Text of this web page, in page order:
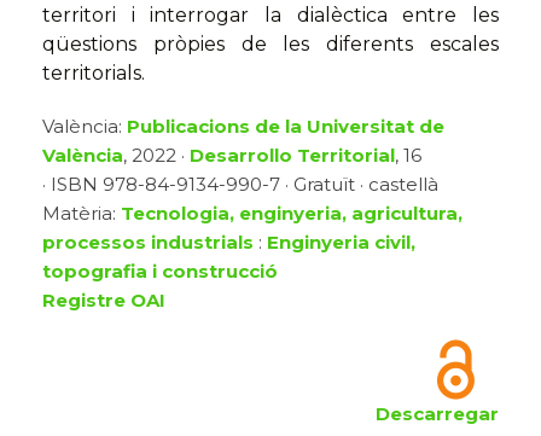
territori i interrogar la dialèctica entre les
qüestions pròpies de les diferents escales
territorials.
València: Publicacions de la Universitat de
València, 2022 · Desarrollo Territorial, 16
· ISBN 978-84-9134-990-7 · Gratuït · castellà
Matèria: Tecnologia, enginyeria, agricultura,
processos industrials : Enginyeria civil,
topografia i construcció
Registre OAI
Descarregar